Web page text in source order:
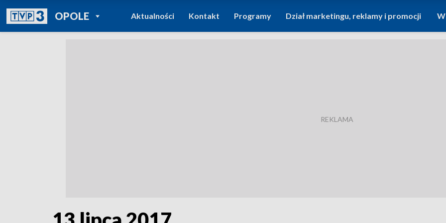
OPOLEPOWRÓT DO
TVP REGIONY
Aktualności Kontakt Programy Dział marketingu, reklamy i promocji